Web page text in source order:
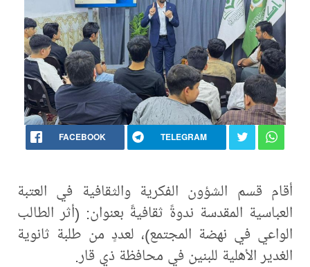
FACEBOOK TELEGRAM
أقام قسم الشؤون الفكرية والثقافية في العتبة
العباسية المقدسة ندوةً ثقافيةً بعنوان: (أثر الطالب
الواعي في نهضة المجتمع)، لعددٍ من طلبة ثانوية
الغدير الأهلية للبنين في محافظة ذي قار.